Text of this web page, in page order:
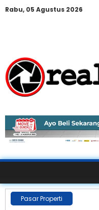
Rabu, 05 Agustus 2026
Pasar Properti